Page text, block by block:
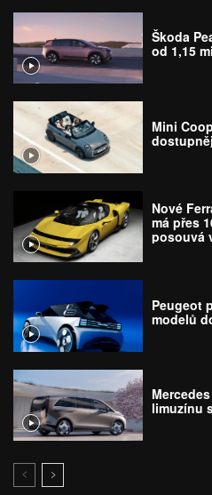
Škoda
od 1,15
Mini
Nové
má přes
posouvá
Peugeot
modelů
limuzínu